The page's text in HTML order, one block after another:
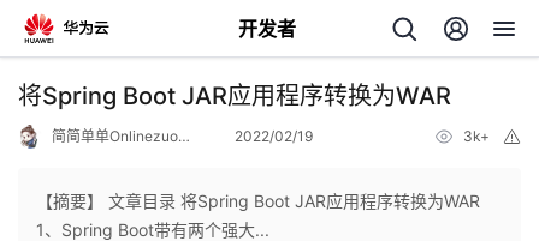
开发者
返
将Spring Boot JAR应用程序转换为WAR
简简单单Onlinezuozuo 2022/02/19 3k+
【摘要】 文章目录 将Spring Boot JAR应用程序转换为WAR
1、Spring Boot带有两个强大...